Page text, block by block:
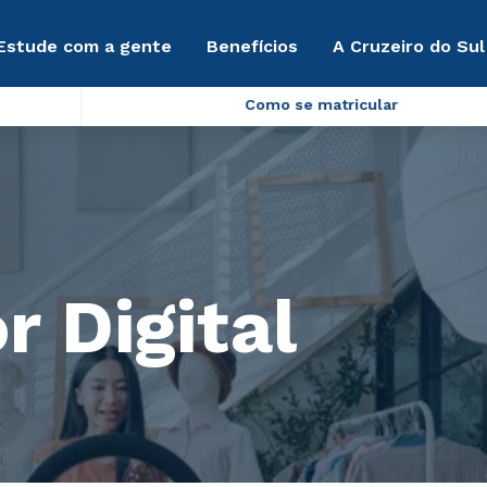
com a gente Benefícios A Cruzeiro do
Como se matricular
Digital